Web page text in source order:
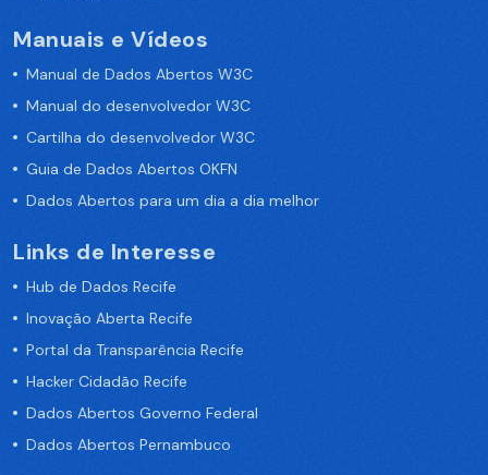
Manuais e Vídeos
Manual de Dados Abertos W3C
Manual do desenvolvedor W3C
Cartilha do desenvolvedor W3C
Guia de Dados Abertos OKFN
Dados Abertos para um dia a dia melhor
Links de Interesse
Hub de Dados Recife
Inovação Aberta Recife
Portal da Transparência Recife
Hacker Cidadão Recife
Dados Abertos Governo Federal
Dados Abertos Pernambuco